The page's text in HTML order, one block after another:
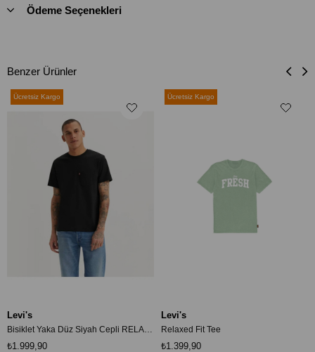
Ödeme Seçenekleri
Benzer Ürünler
Levi's
₺1.999,90
Ücretsiz Kargo
Levi's
Relaxed Fit Tee
₺1.399,90
Ücretsiz Kargo